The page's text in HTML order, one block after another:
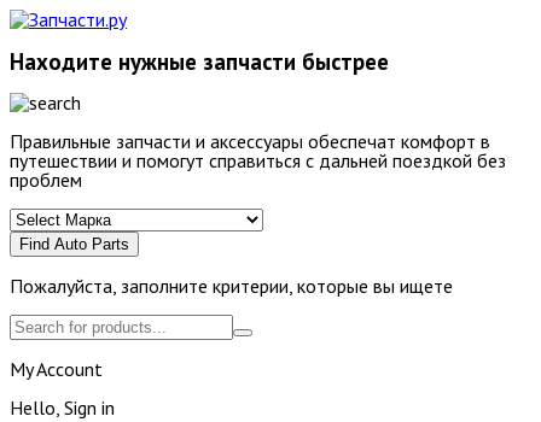
Находите нужные запчасти быстрее
Правильные запчасти и аксессуары обеспечат комфорт в
путешествии и помогут справиться с дальней поездкой без
проблем
Find Auto Parts
Пожалуйста, заполните критерии, которые вы ищете
My Account
Hello, Sign in